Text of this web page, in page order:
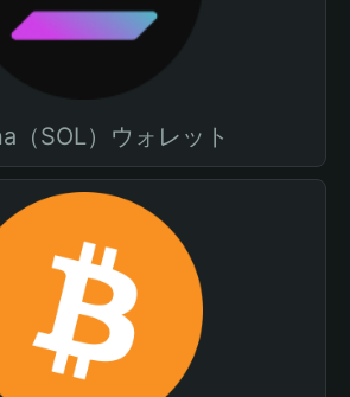
（SOL）ウォレット